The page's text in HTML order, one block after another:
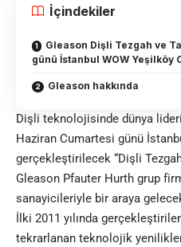
İçindekiler
Gleason Dişli Tezgah ve
günü İstanbul WOW Yeşilköy
Gleason hakkında
Dişli teknolojisinde dünya
Haziran Cumartesi günü
gerçekleştirilecek “Dişli
Gleason Pfauter Hurth grup
sanayicileriyle bir araya
İlki 2011 yılında
tekrarlanan teknolojik